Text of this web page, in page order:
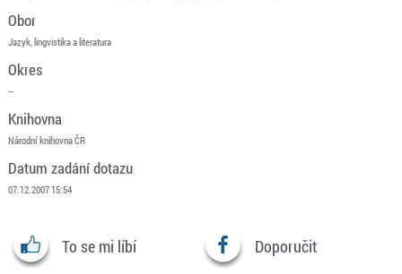
Obor
Jazyk, lingvistika a literatura
Okres
--
Knihovna
Národní knihovna ČR
Datum zadání dotazu
07.12.2007 15:54
To se mi líbí Doporučit